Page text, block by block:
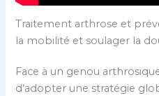
Traitement arthrose et
la mobilité et soulager la
Face à un genou
d’adopter une stratégie